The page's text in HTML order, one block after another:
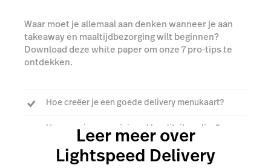
Waar moet je allemaal aan denken wanneer je aan
takeaway en maaltijdbezorging wilt beginnen?
Download deze white paper om onze 7 pro-tips te
ontdekken.
Hoe creëer je een goede delivery menukaart?
Hoe zorg je voor minimaal kwaliteitsverlies?
Hoe verhoog je de bestelwaarde?
Leer meer over
Lightspeed Delivery